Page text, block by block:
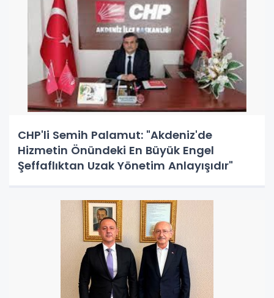
CHP'li Semih Palamut: "Akdeniz'de
Hizmetin Önündeki En Büyük Engel
Şeffaflıktan Uzak Yönetim Anlayışıdır"